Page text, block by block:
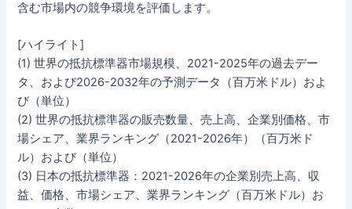
含む市場内の競争環境を評価します。
[ハイライト]
(1) 世界の抵抗標準器市場規模、2021-2025年の過去デー
タ、および2026-2032年の予測データ（百万米ドル）およ
び（単位）
(2) 世界の抵抗標準器の販売数量、売上高、企業別価格、市
場シェア、業界ランキング（2021-2026年）（百万米ド
ル）および（単位）
(3) 日本の抵抗標準器：2021-2026年の企業別売上高、収
益、価格、市場シェア、業界ランキング（百万米ドル）お